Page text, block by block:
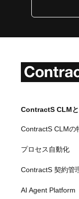
ContractS CLM
ContractS CLMの
プロセス自動化
ContractS 契約管
AI Agent Platform